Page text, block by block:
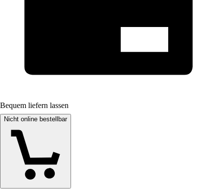
Bequem liefern lassen
Nicht online bestellbar